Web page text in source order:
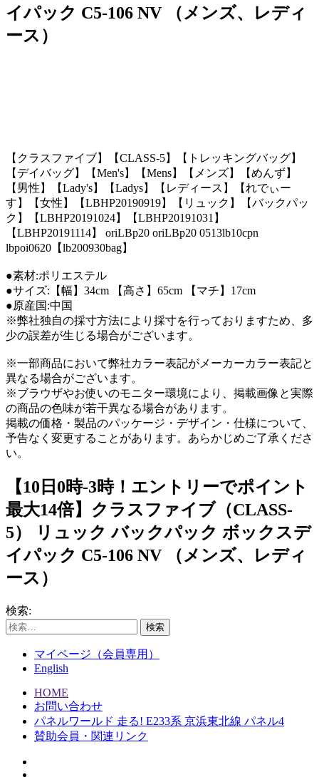
イパック C5-106 NV （メンズ、レディ
ース）
【クラスファイブ】【CLASS-5】【トレッキングバッグ】
【デイバッグ】【Men's】【Mens】【メンズ】【めんず】
【男性】【Lady's】【Ladys】【レディース】【れでぃー
す】【女性】【LBHP20190919】【リュック】【バックパッ
ク】【LBHP20191024】【LBHP20191031】
【LBHP20191114】 oriLBp20 oriLBp20 0513lb10cpn
lbpoi0620【lb200930bag】
●素材:ポリエステル
●サイズ:【幅】34cm 【高さ】65cm 【マチ】17cm
●原産国:中国
※弊社独自の採寸方法により採寸を行っておりますため、多
少の誤差が生じる場合がございます。
※一部商品において弊社カラー表記がメーカーカラー表記と
異なる場合がございます。
※ブラウザやお使いのモニター環境により、掲載画像と実際
の商品の色味が若干異なる場合があります。
掲載の価格・製品のパッケージ・デザイン・仕様について、
予告なく変更することがあります。あらかじめご了承くださ
い。
【10日0時-3時！エントリーでポイント
最大14倍】クラスファイブ（CLASS-
5） リュック バックパック ボックスデ
イパック C5-106 NV （メンズ、レディ
ース）
検索:
マイページ（会員専用）
English
HOME
お問い合わせ
パネルワールド 走る! E233系 京浜東北線 パネル4
賛助会員・関連リンク